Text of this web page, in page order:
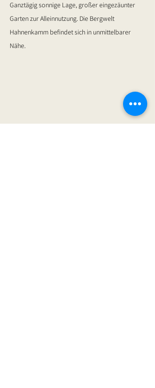
Ganztägig sonnige Lage, großer eingezäunter
Garten zur Alleinnutzung. Die Bergwelt
Hahnenkamm befindet sich in unmittelbarer
Nähe.